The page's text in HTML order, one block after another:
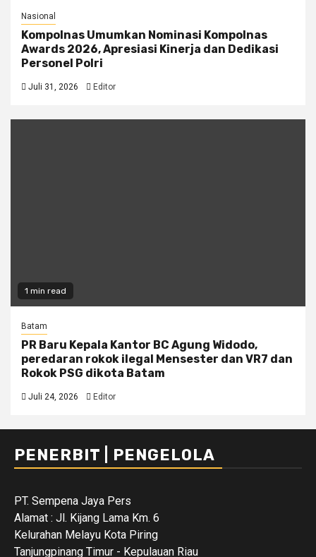
Nasional
Kompolnas Umumkan Nominasi Kompolnas
Awards 2026, Apresiasi Kinerja dan Dedikasi
Personel Polri
Juli 31, 2026 Editor
1 min read
Batam
PR Baru Kepala Kantor BC Agung Widodo,
peredaran rokok ilegal Mensester dan VR7 dan
Rokok PSG dikota Batam
Juli 24, 2026 Editor
PENERBIT | PENGELOLA
PT. Sempena Jaya Pers
Alamat : Jl. Kijang Lama Km. 6
Kelurahan Melayu Kota Piring
Tanjungpinang Timur - Kepulauan Riau